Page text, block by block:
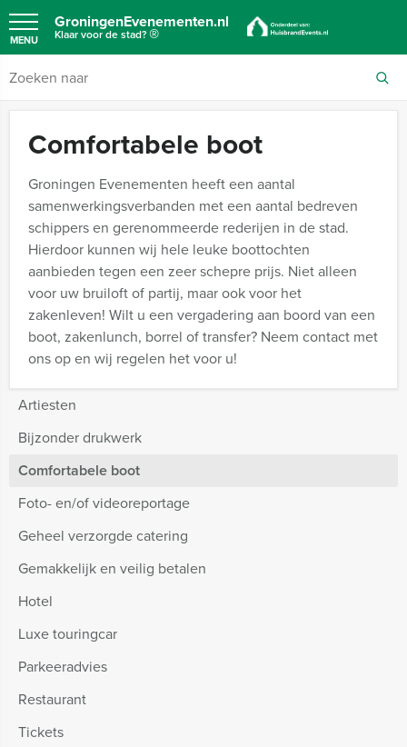
GroningenEvenementen.nl
Klaar voor de stad?®
MENU
Comfortabele boot
Groningen Evenementen heeft een aantal
samenwerkingsverbanden met een aantal bedreven
schippers en gerenommeerde rederijen in de stad.
Hierdoor kunnen wij hele leuke boottochten
aanbieden tegen een zeer schepre prijs. Niet alleen
voor uw bruiloft of partij, maar ook voor het
zakenleven! Wilt u een vergadering aan boord van een
boot, zakenlunch, borrel of transfer? Neem contact met
ons op en wij regelen het voor u!
Artiesten
Bijzonder drukwerk
Comfortabele boot
Foto- en/of videoreportage
Geheel verzorgde catering
Gemakkelijk en veilig betalen
Hotel
Luxe touringcar
Parkeeradvies
Restaurant
Tickets